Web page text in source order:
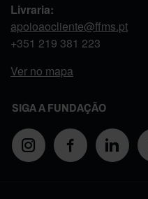
Livraria:
apoioaocliente@ffms.pt
+351 219 381 223
Ver no mapa
SIGA A FUNDAÇÃO